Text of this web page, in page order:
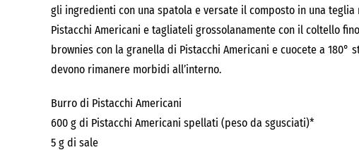
gli ingredienti con una spatola e versate il composto in una teglia
Pistacchi Americani e tagliateli grossolanamente con il coltello
brownies con la granella di Pistacchi Americani e cuocete a
devono rimanere morbidi all’interno.
Burro di Pistacchi Americani
600 g di Pistacchi Americani spellati (peso da sgusciati)*
5 g di sale